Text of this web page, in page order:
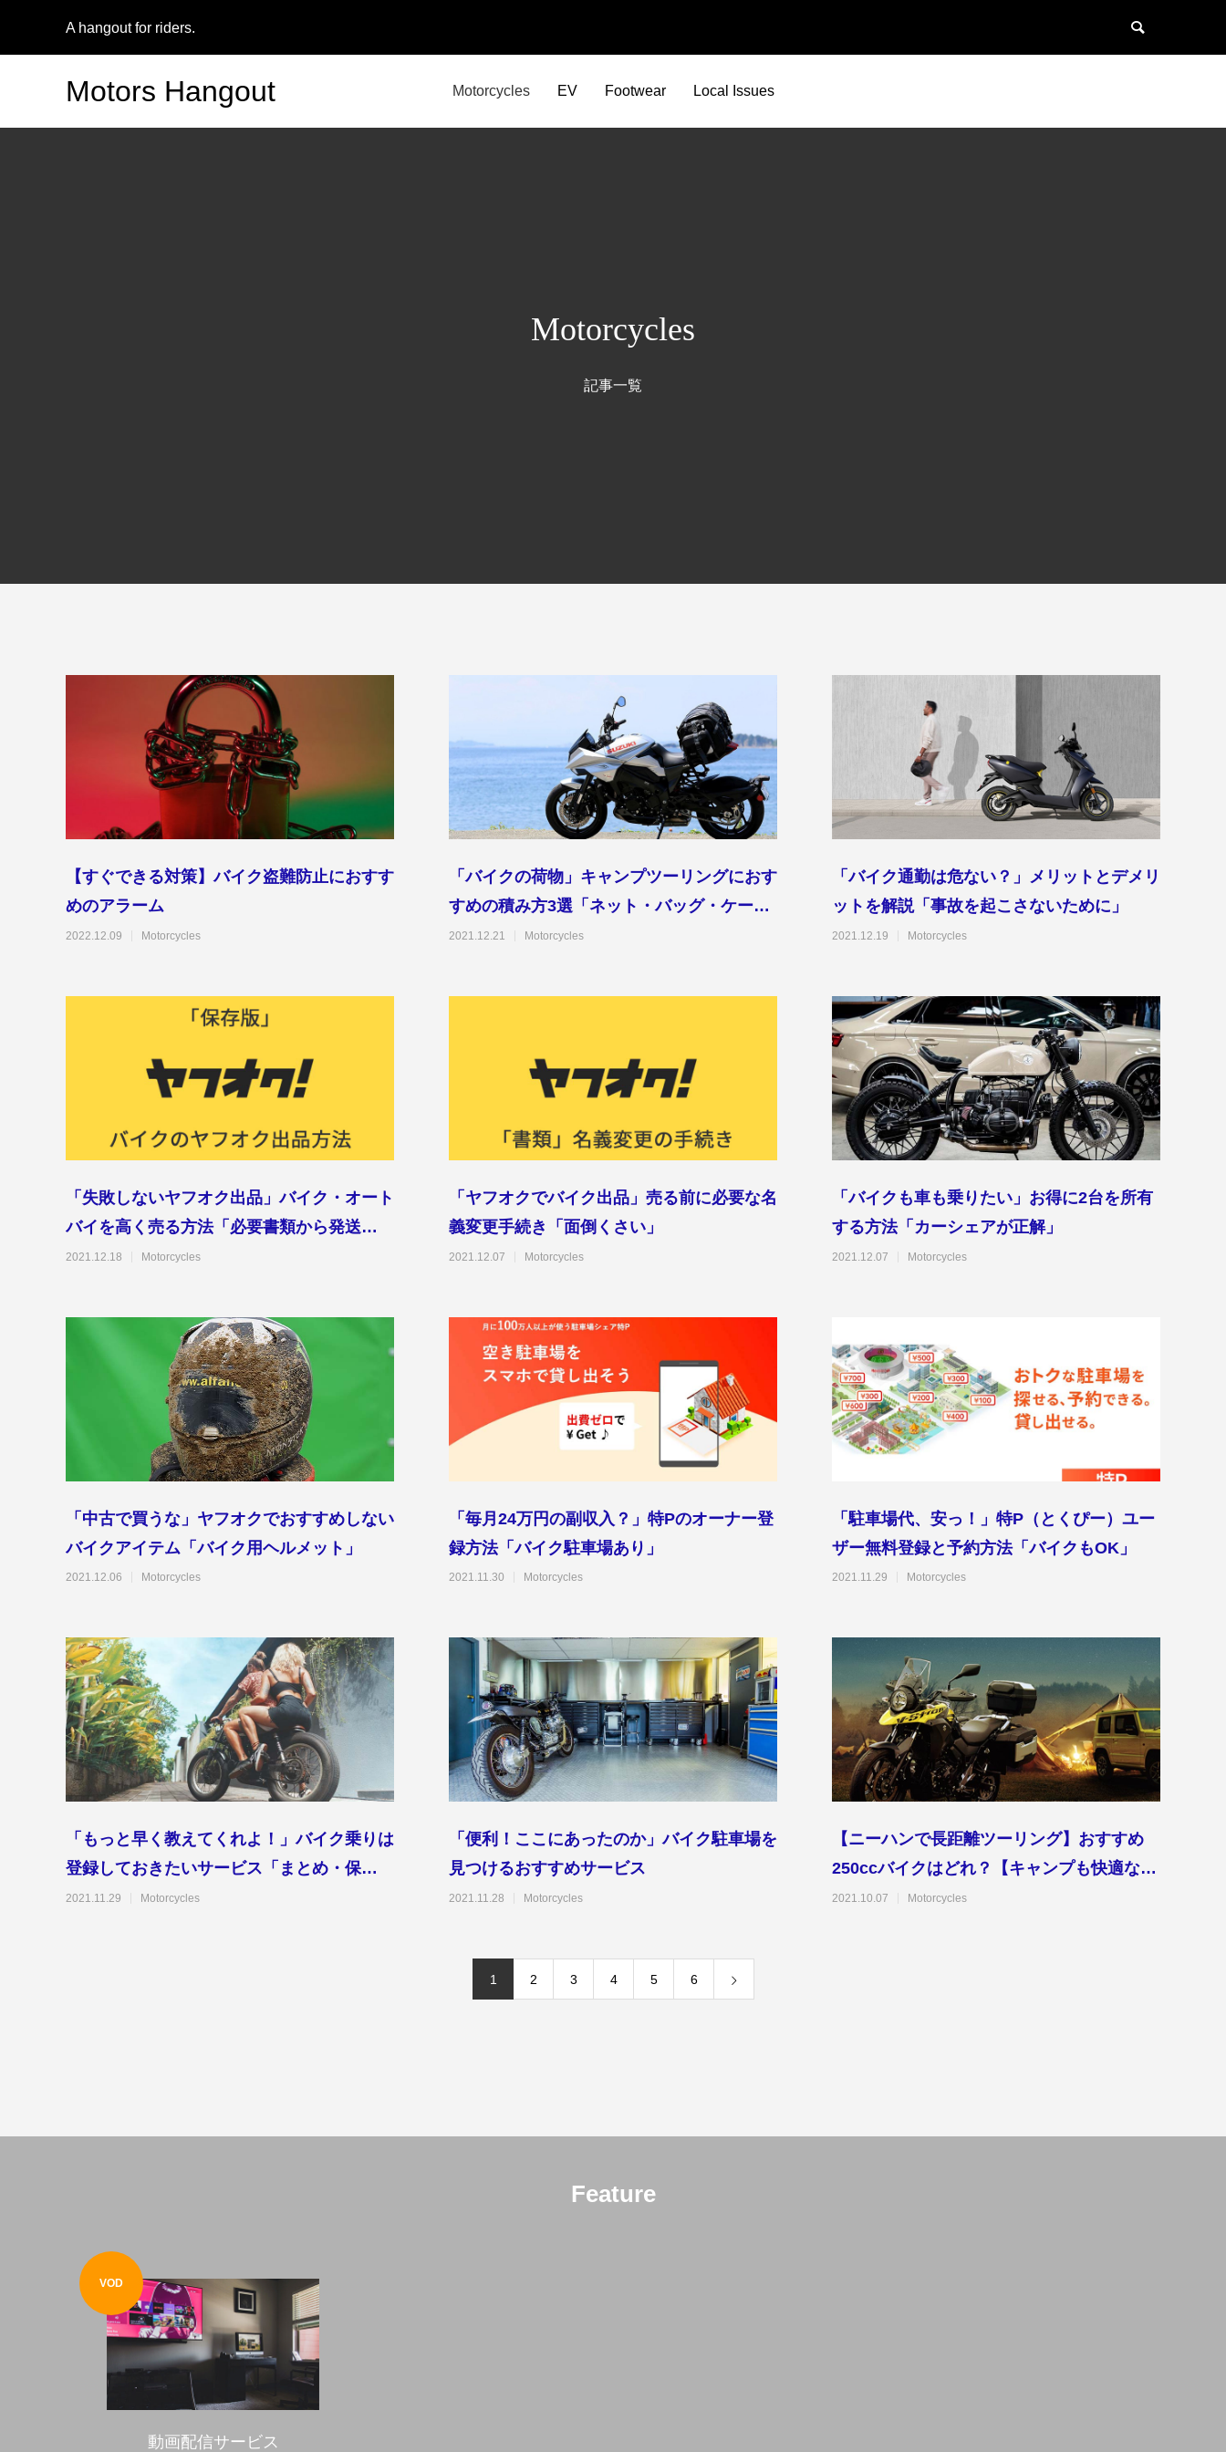
A hangout for riders.
Motors Hangout Motorcycles EV Footwear Local Issues
Motorcycles
記事一覧
【すぐできる対策】バイク盗難防止におすす
めのアラーム
2022.12.09 Motorcycles
「バイクの荷物」キャンプツーリングにおす
すめの積み方3選「ネット・バッグ・ケー
ス」
2021.12.21 Motorcycles
「バイク通勤は危ない？」メリットとデメリ
ットを解説「事故を起こさないために」
2021.12.19 Motorcycles
「失敗しないヤフオク出品」バイク・オート
バイを高く売る方法「必要書類から発送ま
で」
2021.12.18 Motorcycles
「ヤフオクでバイク出品」売る前に必要な名
義変更手続き「面倒くさい」
2021.12.07 Motorcycles
「バイクも車も乗りたい」お得に2台を所有
する方法「カーシェアが正解」
2021.12.07 Motorcycles
「中古で買うな」ヤフオクでおすすめしない
バイクアイテム「バイク用ヘルメット」
2021.12.06 Motorcycles
「毎月24万円の副収入？」特Pのオーナー登
録方法「バイク駐車場あり」
2021.11.30 Motorcycles
「駐車場代、安っ！」特P（とくぴー）ユー
ザー無料登録と予約方法「バイクもOK」
2021.11.29 Motorcycles
「もっと早く教えてくれよ！」バイク乗りは
登録しておきたいサービス「まとめ・保存
版」
2021.11.29 Motorcycles
「便利！ここにあったのか」バイク駐車場を
見つけるおすすめサービス
2021.11.28 Motorcycles
【ニーハンで長距離ツーリング】おすすめ
250ccバイクはどれ？【キャンプも快適なV
ストローム250】
2021.10.07 Motorcycles
1 2 3 4 5 6
Feature
VOD
動画配信サービス